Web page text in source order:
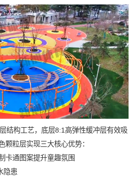
结构工艺，底层8:1高弹性缓冲层有效吸
颗粒层实现三大核心优势：
卡通图案提升童趣氛围
隐患